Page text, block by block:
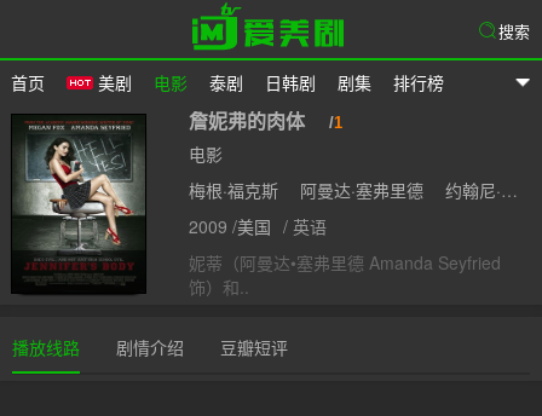
爱美剧
首页 美剧 电影 泰剧 日韩剧 剧集 排行榜
搜索
詹妮弗的肉体 /1
电影
梅根·福克斯
阿曼达·塞弗里德
约翰尼·西蒙斯
2009 /美国 / 英语
妮蒂（阿曼达•塞弗里德 Amanda Seyfried
饰）和..
播放线路 剧情介绍 豆瓣短评